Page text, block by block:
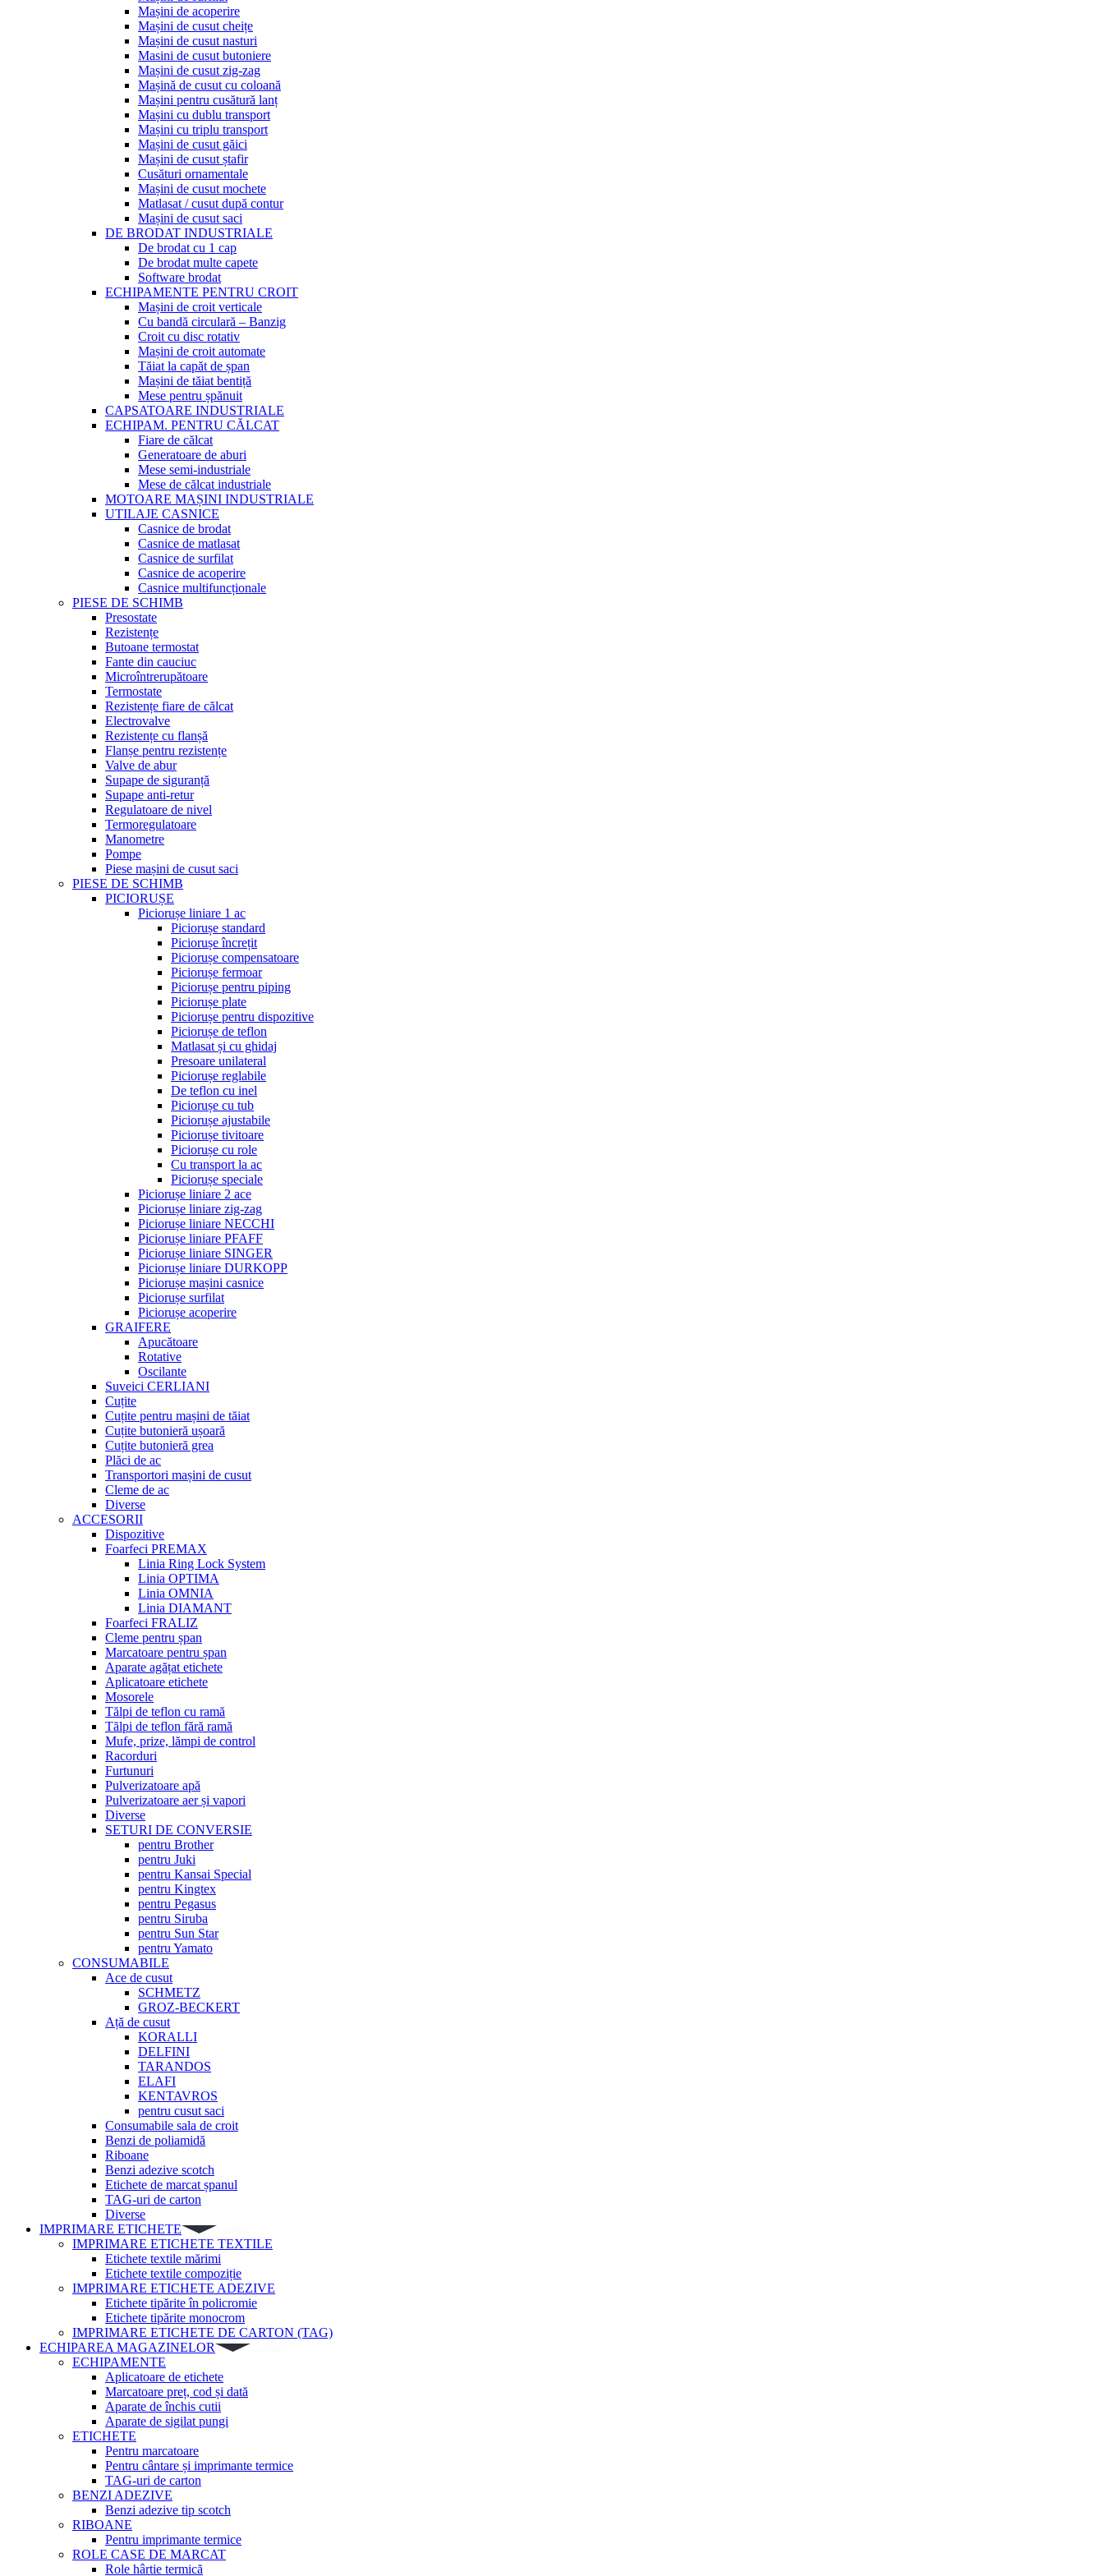
Mașini de acoperire
Mașini de cusut cheițe
Mașini de cusut nasturi
Masini de cusut butoniere
Mașini de cusut zig-zag
Mașină de cusut cu coloană
Mașini pentru cusătură lanț
Mașini cu dublu transport
Mașini cu triplu transport
Mașini de cusut găici
Mașini de cusut ștafir
Cusături ornamentale
Mașini de cusut mochete
Matlasat / cusut după contur
Mașini de cusut saci
DE BRODAT INDUSTRIALE
De brodat cu 1 cap
De brodat multe capete
Software brodat
ECHIPAMENTE PENTRU CROIT
Mașini de croit verticale
Cu bandă circulară – Banzig
Croit cu disc rotativ
Mașini de croit automate
Tăiat la capăt de șpan
Mașini de tăiat bentiță
Mese pentru șpănuit
CAPSATOARE INDUSTRIALE
ECHIPAM. PENTRU CĂLCAT
Fiare de călcat
Generatoare de aburi
Mese semi-industriale
Mese de călcat industriale
MOTOARE MAȘINI INDUSTRIALE
UTILAJE CASNICE
Casnice de brodat
Casnice de matlasat
Casnice de surfilat
Casnice de acoperire
Casnice multifuncționale
PIESE DE SCHIMB
Presostate
Rezistențe
Butoane termostat
Fante din cauciuc
Microîntrerupătoare
Termostate
Rezistențe fiare de călcat
Electrovalve
Rezistențe cu flanșă
Flanșe pentru rezistențe
Valve de abur
Supape de siguranță
Supape anti-retur
Regulatoare de nivel
Termoregulatoare
Manometre
Pompe
Piese mașini de cusut saci
PIESE DE SCHIMB
PICIORUȘE
Piciorușe liniare 1 ac
Piciorușe standard
Piciorușe încrețit
Piciorușe compensatoare
Piciorușe fermoar
Piciorușe pentru piping
Piciorușe plate
Piciorușe pentru dispozitive
Piciorușe de teflon
Matlasat și cu ghidaj
Presoare unilateral
Piciorușe reglabile
De teflon cu inel
Piciorușe cu tub
Piciorușe ajustabile
Piciorușe tivitoare
Piciorușe cu role
Cu transport la ac
Piciorușe speciale
Piciorușe liniare 2 ace
Piciorușe liniare zig-zag
Piciorușe liniare NECCHI
Piciorușe liniare PFAFF
Piciorușe liniare SINGER
Piciorușe liniare DURKOPP
Piciorușe mașini casnice
Piciorușe surfilat
Piciorușe acoperire
GRAIFERE
Apucătoare
Rotative
Oscilante
Suveici CERLIANI
Cuțite
Cuțite pentru mașini de tăiat
Cuțite butonieră ușoară
Cuțite butonieră grea
Plăci de ac
Transportori mașini de cusut
Cleme de ac
Diverse
ACCESORII
Dispozitive
Foarfeci PREMAX
Linia Ring Lock System
Linia OPTIMA
Linia OMNIA
Linia DIAMANT
Foarfeci FRALIZ
Cleme pentru șpan
Marcatoare pentru șpan
Aparate agățat etichete
Aplicatoare etichete
Mosorele
Tălpi de teflon cu ramă
Tălpi de teflon fără ramă
Mufe, prize, lămpi de control
Racorduri
Furtunuri
Pulverizatoare apă
Pulverizatoare aer și vapori
Diverse
SETURI DE CONVERSIE
pentru Brother
pentru Juki
pentru Kansai Special
pentru Kingtex
pentru Pegasus
pentru Siruba
pentru Sun Star
pentru Yamato
CONSUMABILE
Ace de cusut
SCHMETZ
GROZ-BECKERT
Ață de cusut
KORALLI
DELFINI
TARANDOS
ELAFI
KENTAVROS
pentru cusut saci
Consumabile sala de croit
Benzi de poliamidă
Riboane
Benzi adezive scotch
Etichete de marcat șpanul
TAG-uri de carton
Diverse
IMPRIMARE ETICHETE
IMPRIMARE ETICHETE TEXTILE
Etichete textile mărimi
Etichete textile compoziție
IMPRIMARE ETICHETE ADEZIVE
Etichete tipărite în policromie
Etichete tipărite monocrom
IMPRIMARE ETICHETE DE CARTON (TAG)
ECHIPAREA MAGAZINELOR
ECHIPAMENTE
Aplicatoare de etichete
Marcatoare preț, cod și dată
Aparate de închis cutii
Aparate de sigilat pungi
ETICHETE
Pentru marcatoare
Pentru cântare și imprimante termice
TAG-uri de carton
BENZI ADEZIVE
Benzi adezive tip scotch
RIBOANE
Pentru imprimante termice
ROLE CASE DE MARCAT
Role hârtie termică